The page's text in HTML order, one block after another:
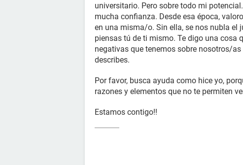
universitario. Pero sobre todo mi
mucha confianza. Desde esa época,
en una misma/o. Sin ella, se nos nubla el
piensas tú de ti mismo. Te digo una cosa
negativas que tenemos sobre nosotros/
describes.
Por favor, busca ayuda como hice yo,
razones y elementos que no te permiten
Estamos contigo!!